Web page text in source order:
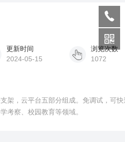
更新时间
2024-05-15
浏览次数
1072
架，云平台五部分组成。免调试，可
考察、校园教育等领域。